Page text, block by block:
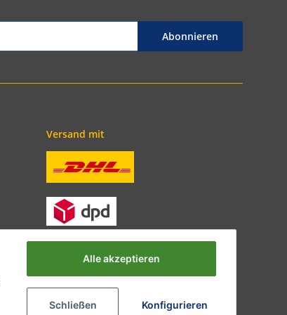
Abonnieren
Versand mit
Alle akzeptieren
Schließen Konfigurieren